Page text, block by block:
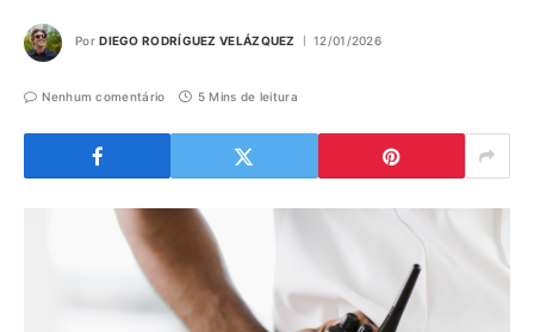
Por DIEGO RODRÍGUEZ VELÁZQUEZ 12/01/2026
Nenhum comentário 5 Mins de leitura